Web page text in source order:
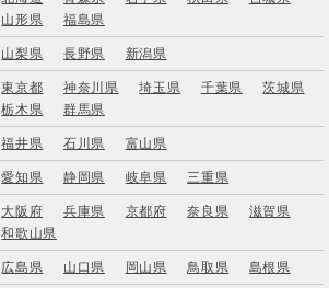
山形県
福島県
山梨県 長野県 新潟県
東京都 神奈川県 埼玉県 千葉県
茨城県
栃木県
群馬県
福井県 石川県 富山県
愛知県 静岡県 岐阜県 三重県
大阪府 兵庫県 京都府 奈良県
滋賀県
和歌山県
広島県 山口県 岡山県 鳥取県 島根県